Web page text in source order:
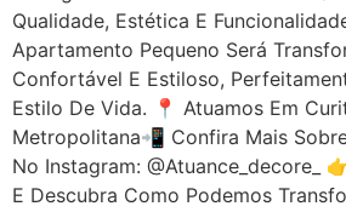
Qualidade, Estética E
Apartamento Pequeno Será
Confortável E Estiloso,
Estilo De Vida. 📍 Atuamos Em
Metropolitana📲 Confira Mais
No Instagram: @atuance_decore_
E Descubra Como Podemos